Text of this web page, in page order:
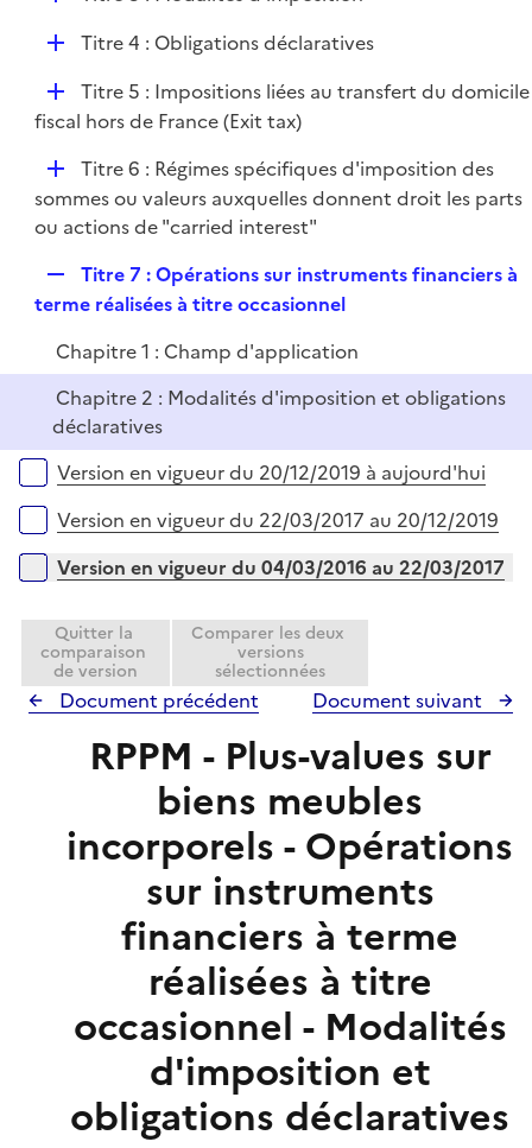
r
e
D
l
r
Titre 4 : Obligations déclaratives
D
é
i
e
Titre 5 : Impositions liées au transfert du domicile
fiscal hors de France (Exit tax)
D
é
p
e
r
Titre 6 : Régimes spécifiques d'imposition des
sommes ou valeurs auxquelles donnent droit les parts
ou actions de "carried interest"
e
l
i
e
r
Titre 7 : Opérations sur instruments financiers à
terme réalisées à titre occasionnel
Chapitre 1 : Champ d'application
Chapitre 2 : Modalités d'imposition et obligations
déclaratives
Versions sur la période
Version en vigueur du 20/12/2019 à aujourd'hui
Version en vigueur du 22/03/2017 au 20/12/2019
Version en vigueur du 04/03/2016 au 22/03/2017
Quitter la
comparaison
de version
Comparer les deux
versions
sélectionnées
Document précédent Document suivant
RPPM - Plus-values sur
biens meubles
incorporels - Opérations
sur instruments
financiers à terme
réalisées à titre
occasionnel - Modalités
d'imposition et
obligations déclaratives